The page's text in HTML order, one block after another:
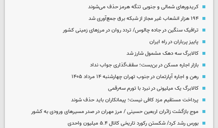
کریدورهای شمالی و جنوبی تنگه هرمز حذف می‌شوند
۱۹۴ هزار انشعاب غیر مجاز از شبکه برق جمع‌آوری شد
ترافیک سنگین در جاده چالوس/ تردد روان در مرزهای زمینی کشور
پاییز پرباران در راه ایران
کالابرگ سه دهک مشمول شارز شد
بازار اجاره مسکن در بن‌بست؛ سقف‌گذاری جواب نداد
رهن و اجاره آپارتمان در جنوب تهران چهارشنبه ۱۴ مرداد ۱۴۰۵
کالابرگ یک میلیونی در نبرد با تورم سه‌رقمی
پرداخت مستقیم مزد کافی نیست؛ پیمانکاران باید حذف شوند
موج بازگشت زائران اربعین حسینی / مرز مهران در صدر مسیرهای ورودی به کشور
بورس رشد کرد/ شکستن رکورد تاریخی کانال ۵.۴ میلیون واحدی